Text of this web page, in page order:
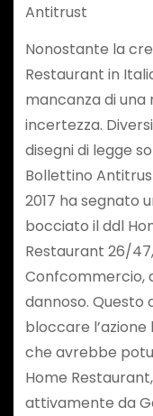
Antitrust
Nonostante la
Restaurant in
mancanza di
incertezza. Diversi
disegni di legge
Bollettino
2017 ha segnato
bocciato il ddl
Restaurant 26/
Confcommercio,
dannoso.
bloccare l’azione
che avrebbe
Home
attivamente da